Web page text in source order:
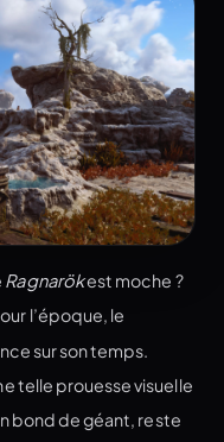
Ragnarökest moche ?
l’époque, le
sur son temps.
telle prouesse visuelle
bond de géant, reste